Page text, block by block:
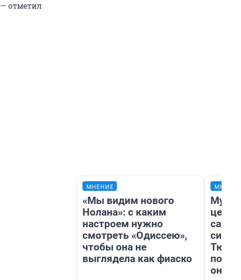
— отметил
МНЕНИЕ
«Мы видим нового
Нолана»: с каким
настроем нужно
смотреть «Одиссею»,
чтобы она не
выглядела как фиаско
они